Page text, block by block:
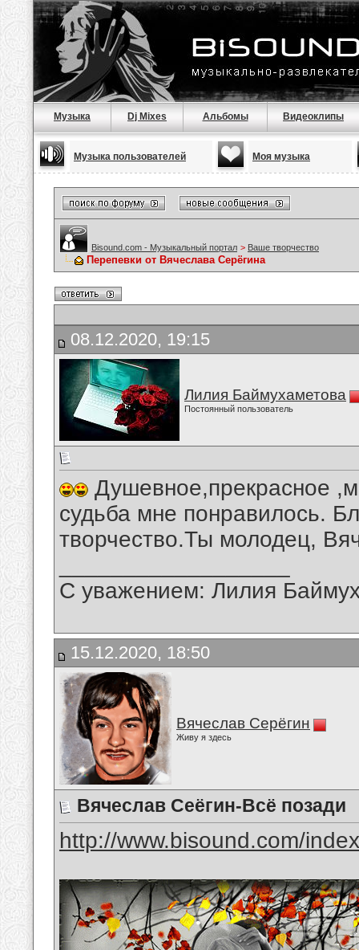
Музыка Dj Mixes Альбомы Видеоклипы
Музыка пользователей Моя музыка
Bisound.com - Музыкальный портал > Ваше творчество
Перепевки от Вячеслава Серёгина
08.12.2020, 19:15
Лилия Баймухаметова
Постоянный пользователь
Душевное,прекрасное
судьба мне понравилось.
творчество.Ты молодец,
С уважением: Лилия
15.12.2020, 18:50
Вячеслав Серёгин
Живу я здесь
Вячеслав Сеёгин-Всё позади
http://www.bisound.com/